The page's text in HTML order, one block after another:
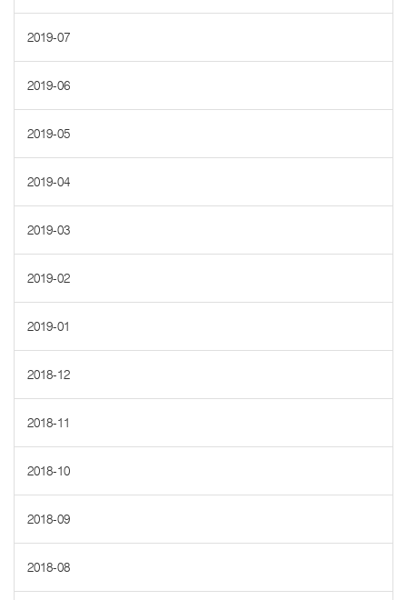
2019-07
2019-06
2019-05
2019-04
2019-03
2019-02
2019-01
2018-12
2018-11
2018-10
2018-09
2018-08